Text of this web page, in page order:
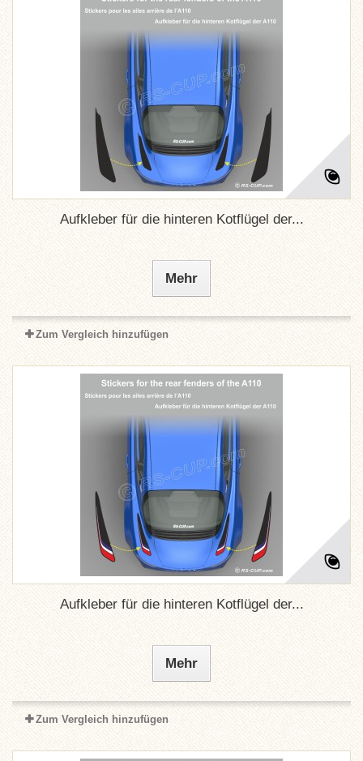
Aufkleber für die hinteren Kotflügel der...
Mehr
Zum Vergleich hinzufügen
Aufkleber für die hinteren Kotflügel der...
Mehr
Zum Vergleich hinzufügen